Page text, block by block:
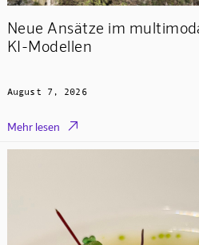
Neue Ansätze im
KI-Modellen
August 7, 2026
Mehr lesen 